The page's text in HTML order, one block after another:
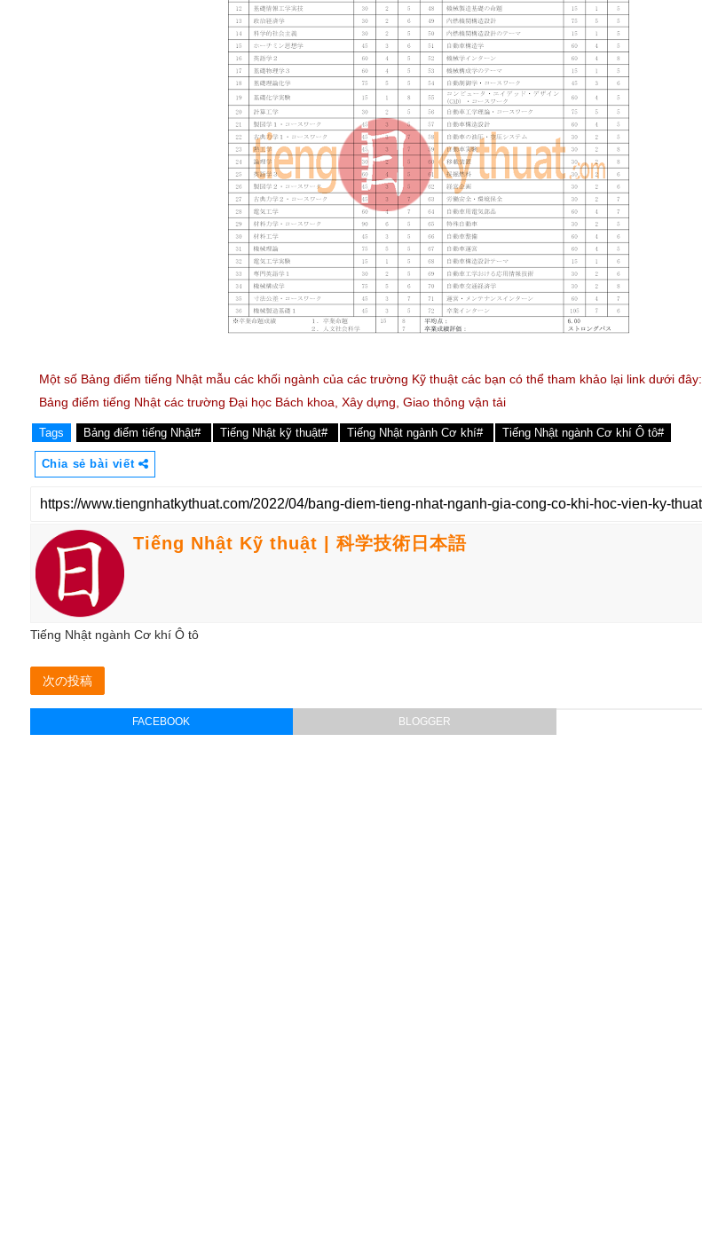
Một số Bảng điểm tiếng Nhật mẫu các khối ngành của các trường Kỹ thuật các bạn có thể tham khảo lại link dưới đây:
Bảng điểm tiếng Nhật các trường Đại học Bách khoa, Xây dựng, Giao thông vận tải
Tags Bảng điểm tiếng Nhật# Tiếng Nhật kỹ thuật# Tiếng Nhật ngành Cơ khí# Tiếng Nhật ngành Cơ khí Ô tô#
Chia sẻ bài viết
Tiếng Nhật Kỹ thuật | 科学技術日本語
Tiếng Nhật ngành Cơ khí Ô tô
次の投稿
FACEBOOK BLOGGER